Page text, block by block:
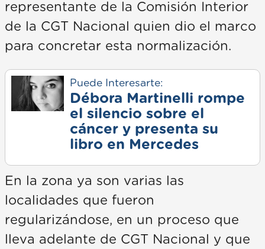
representante de la Comisión Interior
de la CGT Nacional quien dio el marco
para concretar esta normalización.
Puede Interesarte:
Débora Martinelli rompe
el silencio sobre el
cáncer y presenta su
libro en Mercedes
En la zona ya son varias las
localidades que fueron
regularizándose, en un proceso que
lleva adelante de CGT Nacional y que